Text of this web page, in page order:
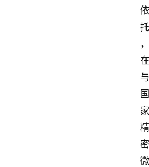
依
托
，
在
与
国
家
精
密
微